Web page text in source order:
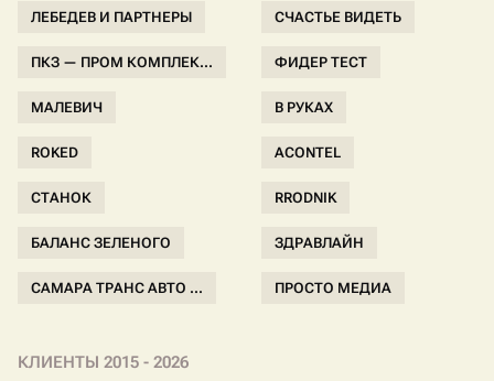
ЛЕБЕДЕВ И ПАРТНЕРЫ СЧАСТЬЕ ВИДЕТЬ
ПКЗ — ПРОМ КОМПЛЕК... ФИДЕР ТЕСТ
МАЛЕВИЧ В РУКАХ
ROKED ACONTEL
СТАНОК RRODNIK
БАЛАНС ЗЕЛЕНОГО ЗДРАВЛАЙН
САМАРА ТРАНС АВТО ... ПРОСТО МЕДИА
КЛИЕНТЫ 2015 - 2026